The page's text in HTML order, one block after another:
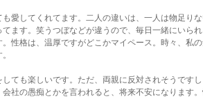
愛してくれてます。二人の違いは、一人は物足り
ます。笑うつぼなどが違うので、毎日一緒にいら
。性格は、温厚ですがどこかマイペース。時々、私
ても楽しいです。ただ、両親に反対されそうです
社の愚痴とかを言われると、将来不安になります